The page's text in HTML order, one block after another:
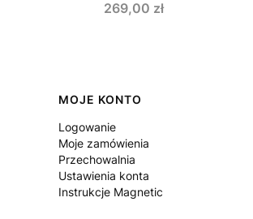
Cena
269,00 zł
Linki w stopce
MOJE KONTO
Logowanie
Moje zamówienia
Przechowalnia
Ustawienia konta
Instrukcje Magnetic